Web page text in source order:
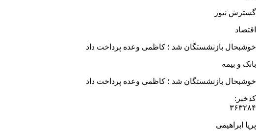
گسترش نیوز
اقتصاد
خوشبحال بازنشستگان شد ؛ کاظمی وعده پرداخت داد
بانک و بیمه
خوشبحال بازنشستگان شد ؛ کاظمی وعده پرداخت داد
کدخبر:
۳۶۳۲۸۴
پریا ابراهیمی